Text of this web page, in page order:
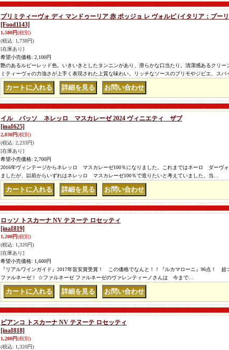
プリミティーヴォ ディ マンドゥーリア 赤 ポッジョ レ ヴォルピ (イタリア：プー
[Food1143]
1,580円(税別)
(税込: 1,738円)
[在庫あり]
希望小売価格: 2,100円
艶のあるルビーレッド色。いきいきとしたタンニンがあり、滑らかな口当たり。清潔感あるクリー
ミティーヴォの力強さが上手く表現された上質な味わい。リッチなソースのプリモやジビエ、スパ
イル パッソ ネレッロ マスカレーゼ 2024 ヴィニエティ ザブ
[inaI625]
2,030円(税別)
(税込: 2,233円)
[在庫あり]
希望小売価格: 2,700円
2016年ヴィンテージからネレッロ マスカレーゼ100％になりました。これまではネーロ ダーヴ
ましたが、以前からいずれはネレッロ マスカレーゼ100％で造りたいと考えていました。当…
ロッソ トスカーナ NV テヌーテ ロセッティ
[inaI819]
1,200円(税別)
(税込: 1,320円)
[在庫あり]
希望小売価格: 1,600円
『リアルワインガイド』2017年旨安賞受賞！ この価格でなんと！！『ルカマローニ』96点！
ファルネーゼ！ ☆ファルネーゼ ファルネーゼのヴァレンティーノさんは 今まで…
ビアンコ トスカーナ NV テヌーテ ロセッティ
[inaI818]
1,200円(税別)
(税込: 1,320円)